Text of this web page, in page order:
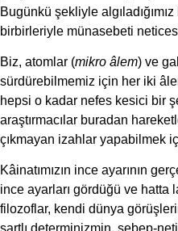
Bugünkü şekliyle
birbirleriyle münasebeti
Biz, atomlar (mikro âlem) ve
sürdürebilmemiz için her iki
hepsi o kadar nefes kesici bir
araştırmacılar buradan
çıkmayan izahlar yapabilmek
Kâinatımızın ince ayarının
ince ayarları gördüğü ve hatta
filozoflar, kendi dünya